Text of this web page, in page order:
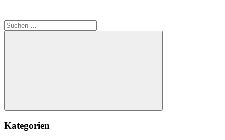
Suchen
nach:
Suchen
Kategorien